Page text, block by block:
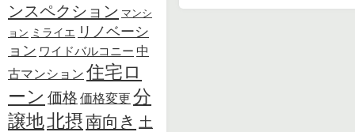
ンスペクション マンシ
ョン ミライエ リノベーシ
ョン ワイドバルコニー 中
古マンション 住宅ロ
ーン 価格 価格変更 分
譲地北摂南向き 土